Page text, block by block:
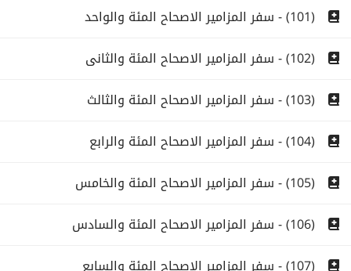
(101) - سفر المزامير الاصحاح المئة والواحد
(102) - سفر المزامير الاصحاح المئة والثانى
(103) - سفر المزامير الاصحاح المئة والثالث
(104) - سفر المزامير الاصحاح المئة والرابع
(105) - سفر المزامير الاصحاح المئة والخامس
(106) - سفر المزامير الاصحاح المئة والسادس
(107) - سفر المزامير الاصحاح المئة والسابع